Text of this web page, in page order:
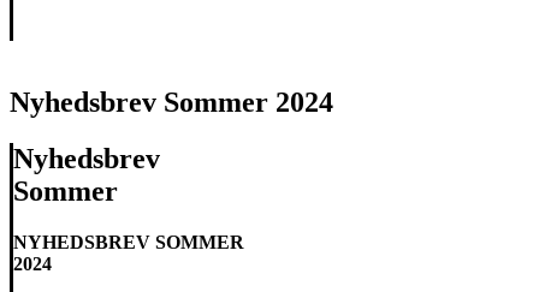
Nyhedsbrev Sommer 2024
Nyhedsbrev
Sommer
NYHEDSBREV SOMMER
2024